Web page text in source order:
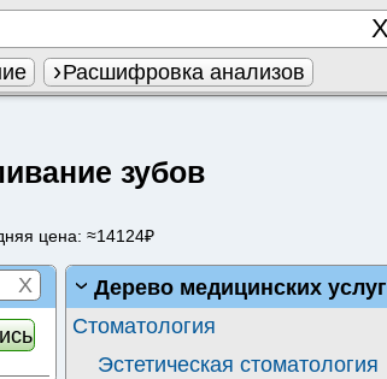
Расшифровка анализов
зубов
цена: ≈14124₽
X
Дерево медицинских услуг
Стоматология
Эстетическая стоматология